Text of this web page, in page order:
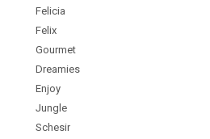
Felicia
Felix
Gourmet
Dreamies
Enjoy
Jungle
Schesir